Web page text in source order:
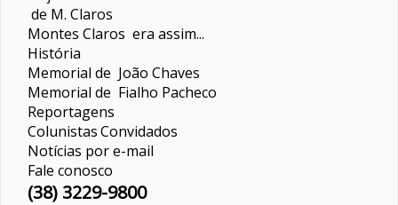
de M. Claros
Montes Claros era assim...
História
Memorial de João Chaves
Memorial de Fialho Pacheco
Reportagens
ColunistasConvidados
Notícias por e-mail
Fale conosco
(38) 3229-9800